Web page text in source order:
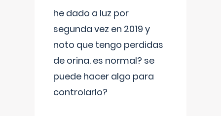
he dado a luz por
segunda vez en 2019 y
noto que tengo perdidas
de orina. es normal? se
puede hacer algo para
controlarlo?